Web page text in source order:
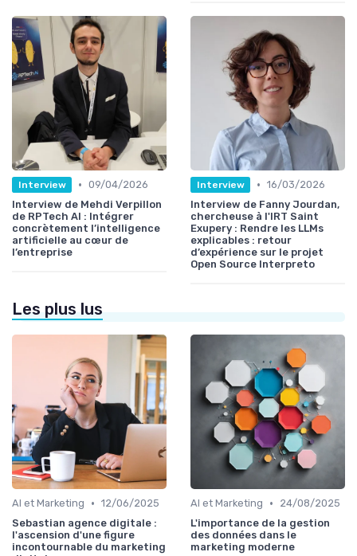
Interview • 09/04/2026
Interview de Mehdi Verpillon
de RPTech AI : Intégrer
concrètement l’intelligence
artificielle au cœur de
l’entreprise
Interview • 16/03/2026
Interview de Fanny Jourdan,
chercheuse à l'IRT Saint
Exupery : Rendre les LLMs
explicables : retour
d’expérience sur le projet
Open Source Interpreto
Les plus lus
AI et Marketing • 12/06/2025
Sebastian agence digitale :
l'ascension d'une figure
incontournable du marketing
AI et Marketing •
24/08/2025
L'importance de la gestion
des données dans le
marketing moderne